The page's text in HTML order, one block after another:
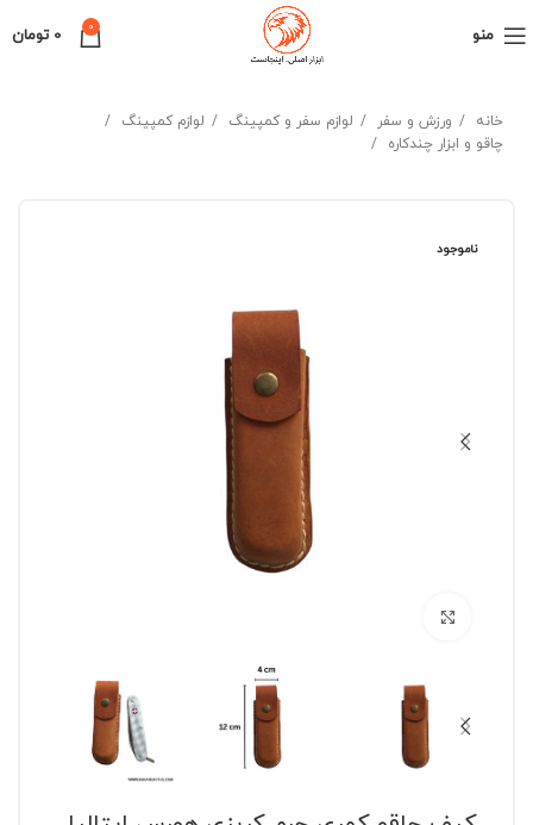
منو 0
0 تومان
خانه ورزش و سفر لوازم سفر و کمپینگ
لوازم کمپینگ
چاقو و ابزار چندکاره
ناموجود